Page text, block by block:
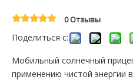
0 Отзывы
Поделиться с:
Мобильный солнечный
применению чистой энергии